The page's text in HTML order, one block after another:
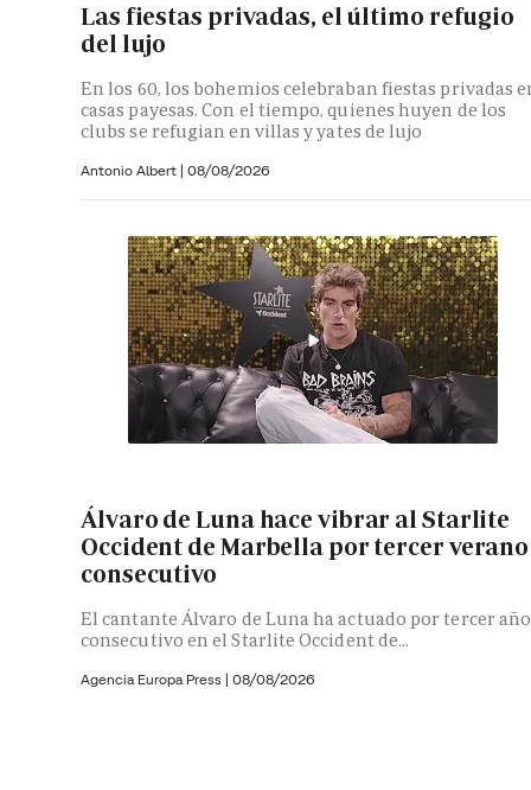
Las fiestas privadas, el último refugio
del lujo
En los 60, los bohemios celebraban fiestas privadas
casas payesas. Con el tiempo, quienes huyen de los
clubs se refugian en villas y yates de lujo
Antonio Albert | 08/08/2026
Álvaro de Luna hace vibrar al Starlite
Occident de Marbella por tercer verano
consecutivo
El cantante Álvaro de Luna ha actuado por tercer año
consecutivo en el Starlite Occident de...
Agencia Europa Press | 08/08/2026